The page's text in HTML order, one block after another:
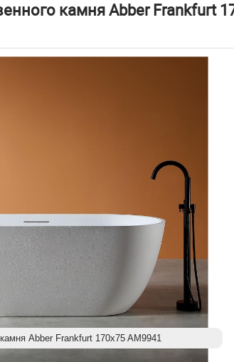
камня Abber Frankfurt
Abber Frankfurt 170x75 AM9941